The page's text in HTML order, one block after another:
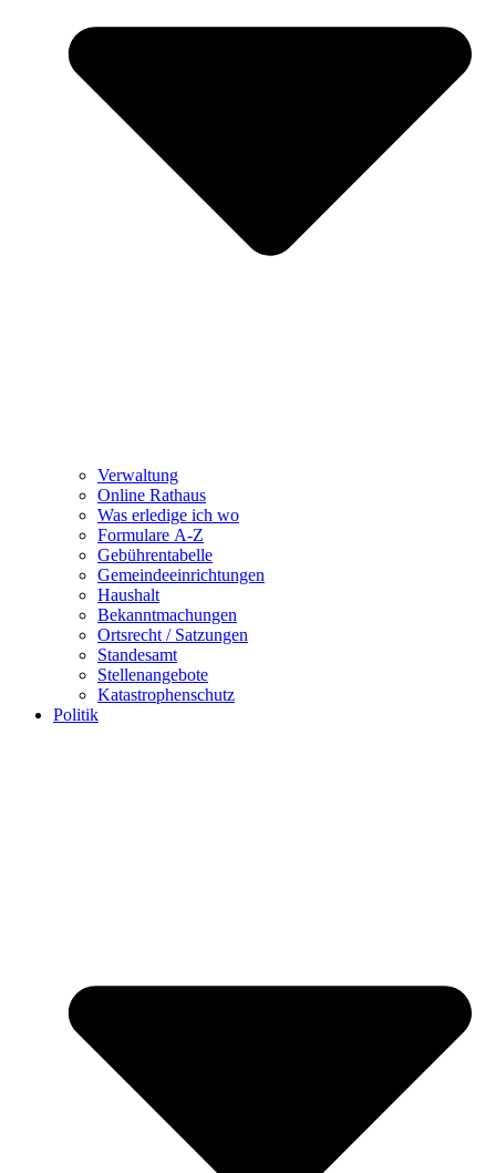
Verwaltung
Online Rathaus
Was erledige ich wo
Formulare A-Z
Gebührentabelle
Gemeindeeinrichtungen
Haushalt
Bekanntmachungen
Ortsrecht / Satzungen
Standesamt
Stellenangebote
Katastrophenschutz
Politik